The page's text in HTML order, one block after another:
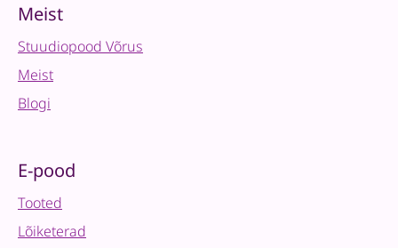
Meist
Stuudiopood Võrus
Meist
Blogi
E-pood
Tooted
Lõiketerad